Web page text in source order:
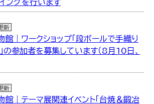
ングを行います
新
館｜ワークショップ「段ボールで手織り
の参加者を募集しています（8月10日、
新
館｜テーマ展関連イベント「台焼＆鍛冶